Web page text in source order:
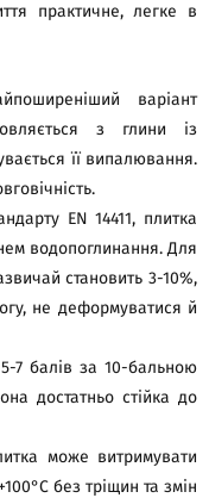
практичне, легке в
варіант
з глини із
її випалювання.
EN 14411, плитка
водопоглинання. Для
становить 3-10%,
не деформуватися й
7 балів за 10-бальною
достатньо стійка до
може витримувати
без тріщин та змін